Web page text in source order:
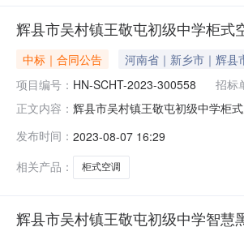
辉县市吴村镇王敬屯初级中学柜式
中标｜合同公告
河南省｜新乡市｜辉县
项目编号： HN-SCHT-2023-300558 招标
正文内容： 辉县市吴村镇王敬屯初级中学柜
载或查看）免责声明本页面提供
法
发布时间： 2023-08-07 16:29
相关产品：
柜式空调
辉县市吴村镇王敬屯初级中学智慧